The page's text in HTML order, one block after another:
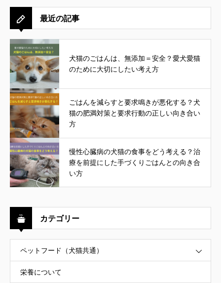
最近の記事
犬猫のごはんは、無添加＝安全？愛犬愛猫
のために大切にしたい考え方
ごはんを減らすと要求鳴きが悪化する？犬
猫の肥満対策と要求行動の正しい向き合い
方
慢性心臓病の犬猫の食事をどう考える？治
療を前提にした手づくりごはんとの向き合
い方
カテゴリー
ペットフード（犬猫共通）
栄養について